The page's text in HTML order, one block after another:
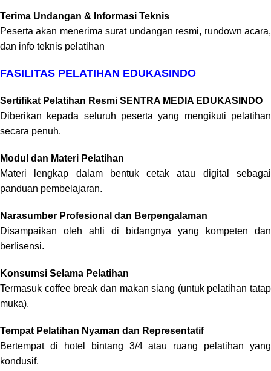
Terima Undangan & Informasi Teknis
Peserta akan menerima surat undangan resmi, rundown acara,
dan info teknis pelatihan
FASILITAS PELATIHAN EDUKASINDO
Sertifikat Pelatihan Resmi SENTRA MEDIA EDUKASINDO
Diberikan kepada seluruh peserta yang mengikuti pelatihan
secara penuh.
Modul dan Materi Pelatihan
Materi lengkap dalam bentuk cetak atau digital sebagai
panduan pembelajaran.
Narasumber Profesional dan Berpengalaman
Disampaikan oleh ahli di bidangnya yang kompeten dan
berlisensi.
Konsumsi Selama Pelatihan
Termasuk coffee break dan makan siang (untuk pelatihan tatap
muka).
Tempat Pelatihan Nyaman dan Representatif
Bertempat di hotel bintang 3/4 atau ruang pelatihan yang
kondusif.